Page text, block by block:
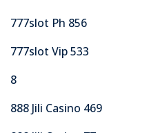
777slot Ph 856
777slot Vip 533
8
888 Jili Casino 469